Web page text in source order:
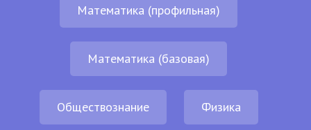
Математика (профильная)
Математика (базовая)
Обществознание Физика